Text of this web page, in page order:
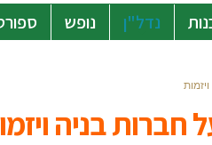
נדל"ן נופש
בניה